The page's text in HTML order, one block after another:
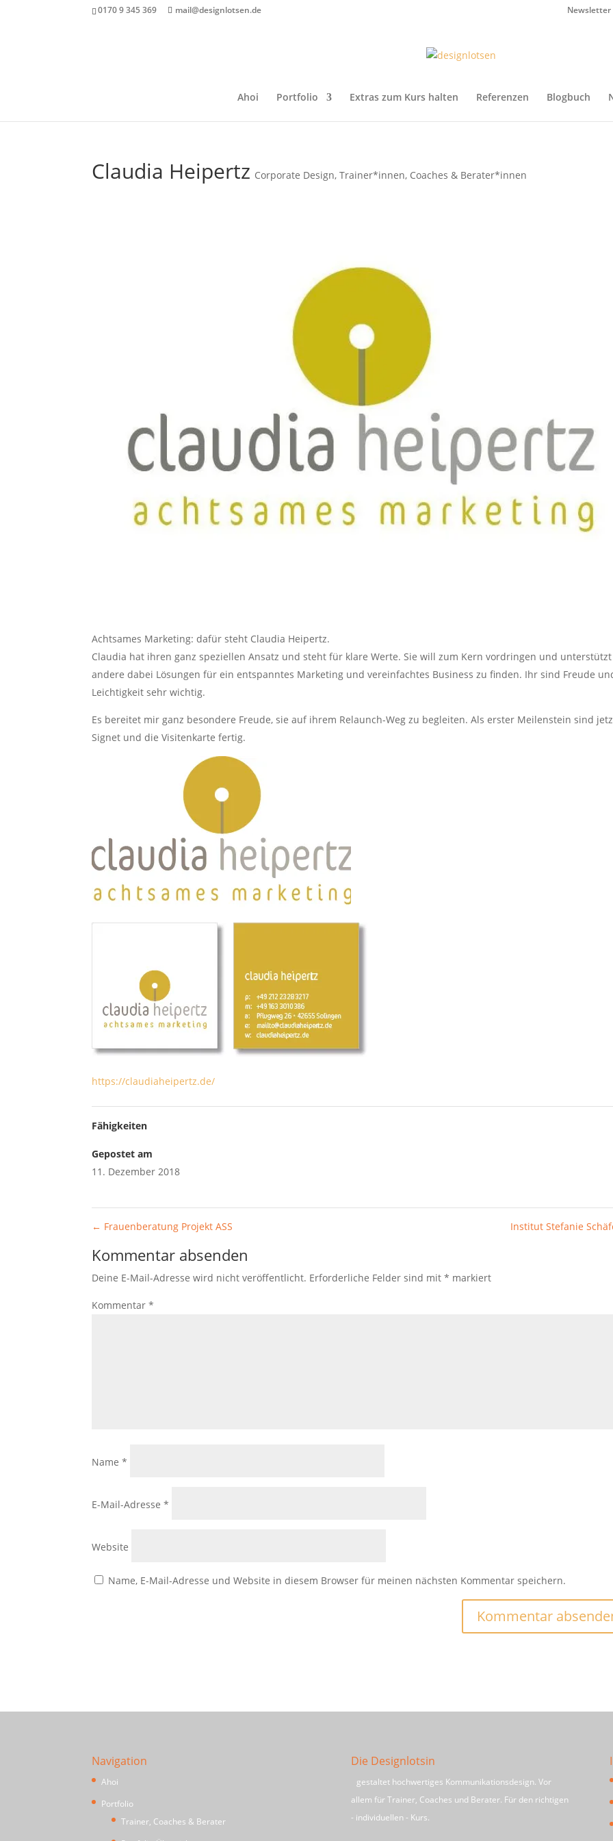
0170 9 345 369 mail@designlotsen.de Newsletter
Ahoi Portfolio Extras zum Kurs halten Referenzen Blogbuch
Claudia Heipertz Corporate Design,Trainer*innen, Coaches & Berater*innen
Achtsames Marketing: dafür steht Claudia Heipertz.
Claudia hat ihren ganz speziellen Ansatz und steht für klare Werte. Sie will zum Kern vordringen und unterstützt
andere dabei Lösungen für ein entspanntes Marketing und vereinfachtes Business zu finden. Ihr sind Freude
Leichtigkeit sehr wichtig.
Es bereitet mir ganz besondere Freude, sie auf ihrem Relaunch-Weg zu begleiten. Als erster Meilenstein sind
Signet und die Visitenkarte fertig.
https://claudiaheipertz.de/
Fähigkeiten
Gepostet am
11. Dezember 2018
← Frauenberatung Projekt ASS Institut Stefanie
Kommentar absenden
Deine E-Mail-Adresse wird nicht veröffentlicht. Erforderliche Felder sind mit* markiert
Kommentar*
Name*
E-Mail-Adresse*
Website
Name, E-Mail-Adresse und Website in diesem Browser für meinen nächsten Kommentar speichern.
Navigation
Ahoi
Portfolio
Trainer, Coaches & Berater
Die Designlotsin
gestaltet hochwertiges Kommunikationsdesign. Vor
allem für Trainer, Coaches und Berater. Für den richtigen
- individuellen - Kurs.